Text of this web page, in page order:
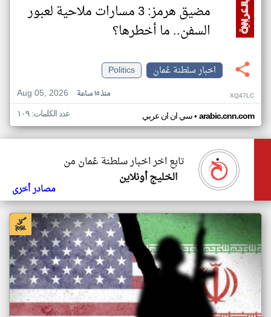
مضيق هرمز: 3 مسارات ملاحية لعبور
السفن.. ما أخطرها؟
اخبار سلطنة عُمان
Politics
Aug 05, 2026
منذ ١٥ ساعة XQ47LC
سي ان ان عربي• arabic.cnn.com عدد الكلمات: ١٠٩
تابع اخر اخبار سلطنة عُمان من
الخليج أونلاين
مصادر أخرى